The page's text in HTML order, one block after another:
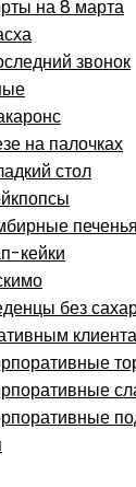
на 8 марта
звонок
на палочках
стол
печенья
кейки
без